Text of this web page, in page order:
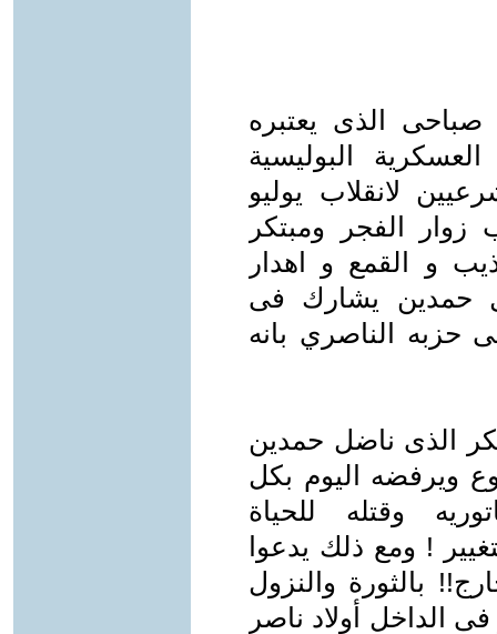
الذى يعتبره
البوليسية
لانقلاب يوليو
الفجر ومبتكر
و القمع و اهدار
حمدين يشارك فى
حزبه الناصري بانه
الذى ناضل حمدين
ويرفضه اليوم بكل
وقتله للحياة
! ومع ذلك يدعوا
بالثورة والنزول
الداخل أولاد ناصر